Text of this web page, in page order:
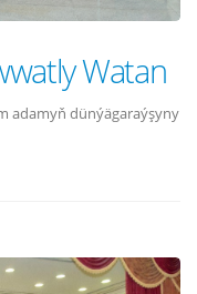
Watan
adamyň dünýägaraýşyny